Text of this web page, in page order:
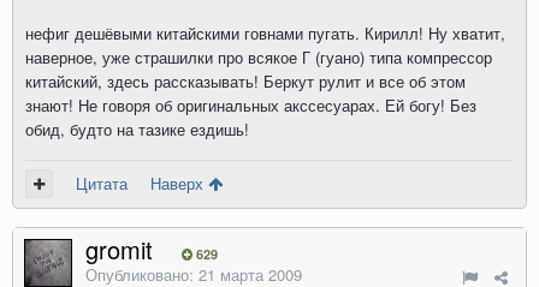
нефиг дешёвыми китайскими говнами пугать. Кирилл! Ну хватит,
наверное, уже страшилки про всякое Г (гуано) типа компрессор
китайский, здесь рассказывать! Беркут рулит и все об этом
знают! Не говоря об оригинальных акссесуарах. Ей богу! Без
обид, будто на тазике ездишь!
Цитата Наверх
gromit 629
Опубликовано: 21 марта 2009